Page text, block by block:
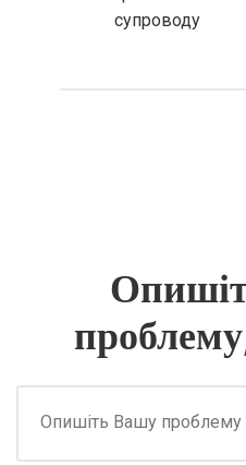
супроводу